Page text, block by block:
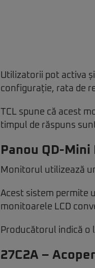
Utilizatorii pot activa
configurație, rata de
TCL spune că acest
timpul de răspuns
Panou QD-
Monitorul utilizează
Acest sistem permite
monitoarele LCD
Producătorul indică o
27C2A –